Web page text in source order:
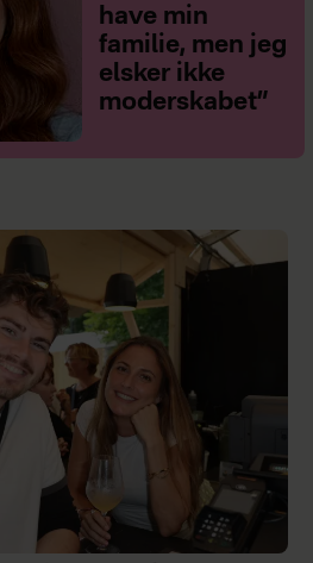
have min
familie, men jeg
elsker ikke
moderskabet”